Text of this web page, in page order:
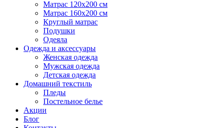
Матраc 120х200 см
Матрас 160х200 см
Круглый матрас
Подушки
Одеяла
Одежда и аксессуары
Женская одежда
Мужская одежда
Детская одежда
Домашний текстиль
Пледы
Постельное белье
Акции
Блог